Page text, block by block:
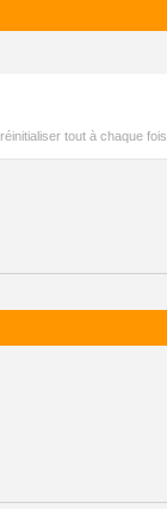
tout à chaque fois.